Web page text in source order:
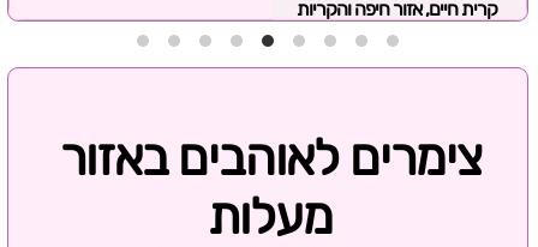
קרית חיים, אזור חיפה והקריות
צימרים לאוהבים באזור
מעלות